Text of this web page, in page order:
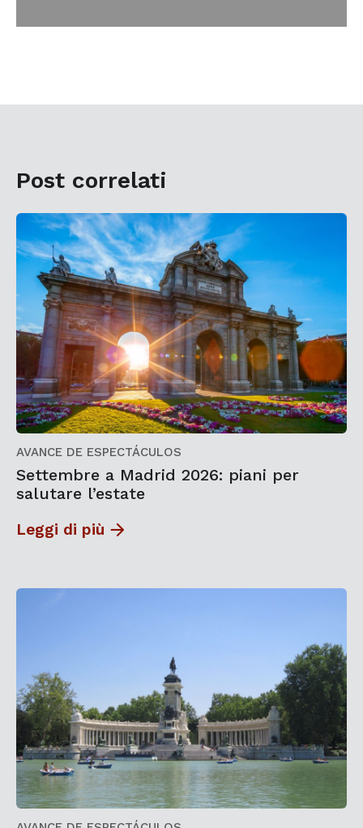
Post correlati
AVANCE DE ESPECTÁCULOS
Settembre a Madrid 2026: piani per
salutare l’estate
Leggi di più